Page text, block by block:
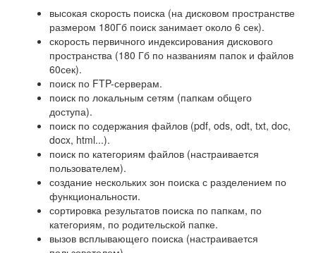
высокая скорость поиска (на дисковом пространстве
размером 180Гб поиск занимает около 6 сек).
скорость первичного индексирования дискового
пространства (180 Гб по названиям папок и файлов
60сек).
поиск по FTP-серверам.
поиск по локальным сетям (папкам общего
доступа).
поиск по содержания файлов (pdf, ods, odt, txt, doc,
docx, html...).
поиск по категориям файлов (настраивается
пользователем).
создание нескольких зон поиска с разделением по
функциональности.
сортировка результатов поиска по папкам, по
категориям, по родительской папке.
вызов всплывающего поиска (настраивается